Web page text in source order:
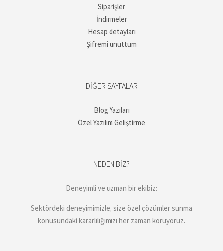
Siparişler
İndirmeler
Hesap detayları
Şifremi unuttum
DIĞER SAYFALAR
Blog Yazıları
Özel Yazılım Geliştirme
NEDEN BIZ?
Deneyimli ve uzman bir ekibiz:
Sektördeki deneyimimizle, size özel çözümler sunma
konusundaki kararlılığımızı her zaman koruyoruz.